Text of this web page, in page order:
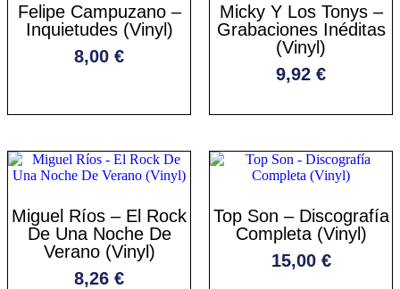
Felipe Campuzano –
Inquietudes (Vinyl)
8,00 €
Micky Y Los Tonys –
Grabaciones Inéditas
(Vinyl)
9,92 €
Miguel Ríos – El Rock
De Una Noche De
Verano (Vinyl)
8,26 €
Top Son – Discografía
Completa (Vinyl)
15,00 €